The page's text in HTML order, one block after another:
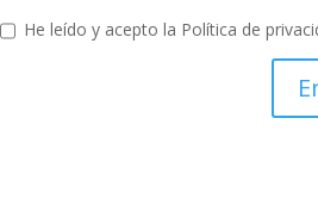
He leído y acepto la Política de